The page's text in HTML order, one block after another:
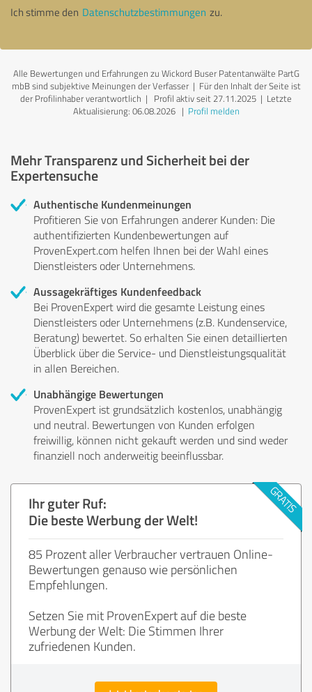
Ich stimme den Datenschutzbestimmungen zu.
Alle Bewertungen und Erfahrungen zu Wickord Buser Patentanwälte PartG
mbB sind subjektive Meinungen der Verfasser | Für den Inhalt der Seite ist
der Profilinhaber verantwortlich | Profil aktiv seit 27.11.2025 | Letzte
Aktualisierung: 06.08.2026| Profil melden
Mehr Transparenz und Sicherheit bei der
Expertensuche
Authentische Kundenmeinungen
Profitieren Sie von Erfahrungen anderer Kunden: Die
authentifizierten Kundenbewertungen auf
ProvenExpert.com helfen Ihnen bei der Wahl eines
Dienstleisters oder Unternehmens.
Aussagekräftiges Kundenfeedback
Bei ProvenExpert wird die gesamte Leistung eines
Dienstleisters oder Unternehmens (z.B. Kundenservice,
Beratung) bewertet. So erhalten Sie einen detaillierten
Überblick über die Service- und Dienstleistungsqualität
in allen Bereichen.
Unabhängige Bewertungen
ProvenExpert ist grundsätzlich kostenlos, unabhängig
und neutral. Bewertungen von Kunden erfolgen
freiwillig, können nicht gekauft werden und sind weder
finanziell noch anderweitig beeinflussbar.
Ihr guter Ruf:
Die beste Werbung der Welt!
85 Prozent aller Verbraucher vertrauen Online-
Bewertungen genauso wie persönlichen
Empfehlungen.
Setzen Sie mit ProvenExpert auf die beste
Werbung der Welt: Die Stimmen Ihrer
zufriedenen Kunden.